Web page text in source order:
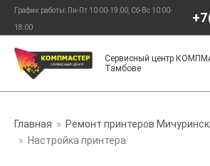
Перейти
содержимому
График работы: Пн-Пт 10:00-19:00, Сб-Вс 10:00-
18:00
Сервисный центр
Тамбове
Главная
Ремонт принтеров
Настройка принтера